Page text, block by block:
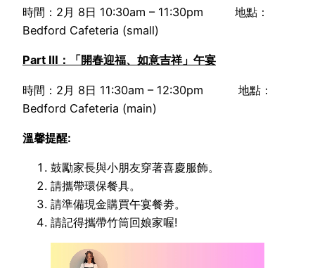
時間：2月 8日 10:30am – 11:30pm 地點：
Bedford Cafeteria (small)
Part Ⅲ ：「開春迎福、如意吉祥」午宴
時間：2月 8日 11:30am – 12:30pm 地點：
Bedford Cafeteria (main)
溫馨提醒:
鼓勵家長與小朋友穿著喜慶服飾。
請攜帶環保餐具。
請準備現金購買午宴餐劵。
請記得攜帶竹筒回娘家喔!